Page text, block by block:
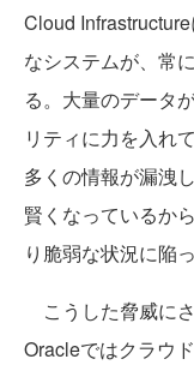
Cloud
なシステムが、常
る。大量のデータ
リティに力を入れ
多くの情報が漏洩
賢くなっているか
り脆弱な状況に陥
こうした脅威に
Oracleではクラウ